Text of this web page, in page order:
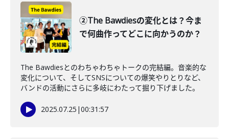
②The Bawdiesの変化とは？今ま
で何曲作ってどこに向かうのか？
The Bawdiesとのわちゃわちゃトークの完結編。音楽的な
変化について、そしてSNSについての爆笑やりとりなど、
バンドの活動にさらに多岐にわたって掘り下げました。
2025.07.25 |00:31:57